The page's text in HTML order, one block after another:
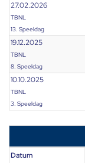
27.02.2026
TBNL
13. Speeldag
19.12.2025
TBNL
8. Speeldag
10.10.2025
TBNL
3. Speeldag
Datum